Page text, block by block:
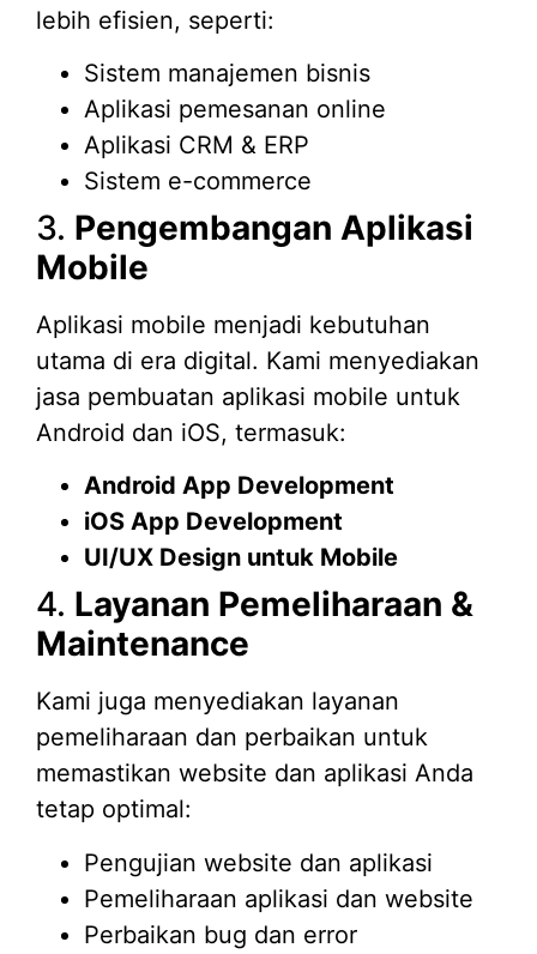
lebih efisien, seperti:
Sistem manajemen bisnis
Aplikasi pemesanan online
Aplikasi CRM & ERP
Sistem e-commerce
3. Pengembangan Aplikasi
Mobile
Aplikasi mobile menjadi kebutuhan
utama di era digital. Kami menyediakan
jasa pembuatan aplikasi mobile untuk
Android dan iOS, termasuk:
Android App Development
iOS App Development
UI/UX Design untuk Mobile
4. Layanan Pemeliharaan &
Maintenance
Kami juga menyediakan layanan
pemeliharaan dan perbaikan untuk
memastikan website dan aplikasi Anda
tetap optimal:
Pengujian website dan aplikasi
Pemeliharaan aplikasi dan website
Perbaikan bug dan error